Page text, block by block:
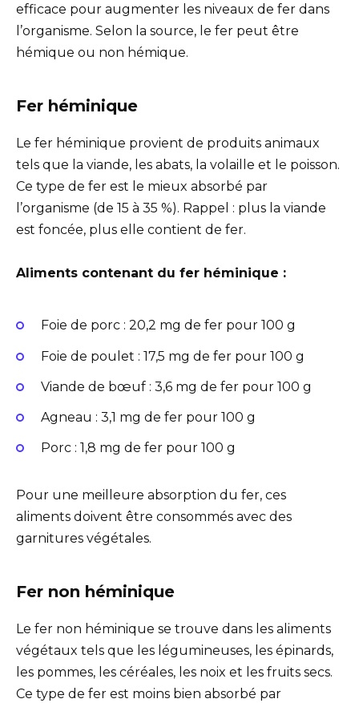
efficace pour augmenter les niveaux de fer dans
l’organisme. Selon la source, le fer peut être
hémique ou non hémique.
Fer héminique
Le fer héminique provient de produits animaux
tels que la viande, les abats, la volaille et le poisson.
Ce type de fer est le mieux absorbé par
l’organisme (de 15 à 35 %). Rappel : plus la viande
est foncée, plus elle contient de fer.
Aliments contenant du fer héminique :
Foie de porc : 20,2 mg de fer pour 100 g
Foie de poulet : 17,5 mg de fer pour 100 g
Viande de bœuf : 3,6 mg de fer pour 100 g
Agneau : 3,1 mg de fer pour 100 g
Porc : 1,8 mg de fer pour 100 g
Pour une meilleure absorption du fer, ces
aliments doivent être consommés avec des
garnitures végétales.
Fer non héminique
Le fer non héminique se trouve dans les aliments
végétaux tels que les légumineuses, les épinards,
les pommes, les céréales, les noix et les fruits secs.
Ce type de fer est moins bien absorbé par